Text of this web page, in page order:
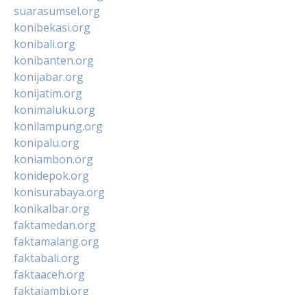
suarasumsel.org
konibekasi.org
konibali.org
konibanten.org
konijabar.org
konijatim.org
konimaluku.org
konilampung.org
konipalu.org
koniambon.org
konidepok.org
konisurabaya.org
konikalbar.org
faktamedan.org
faktamalang.org
faktabali.org
faktaaceh.org
faktajambi.org